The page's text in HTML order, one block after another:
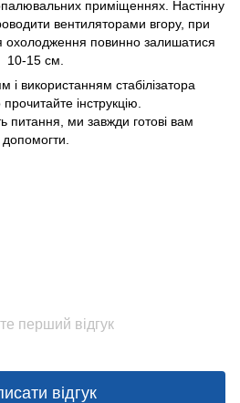
приміщеннях. Настінну
вентиляторами вгору, при
охолодження повинно залишатися
10-15 см.
і використанням стабілізатора
інструкцію.
питання, ми завжди готові вам
допомогти.
перший відгук
відгук